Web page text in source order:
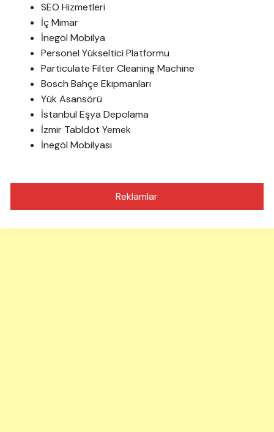
SEO Hizmetleri
İç Mimar
İnegöl Mobilya
Personel Yükseltici Platformu
Particulate Filter Cleaning Machine
Bosch Bahçe Ekipmanları
Yük Asansörü
İstanbul Eşya Depolama
İzmir Tabldot Yemek
İnegöl Mobilyası
Reklamlar